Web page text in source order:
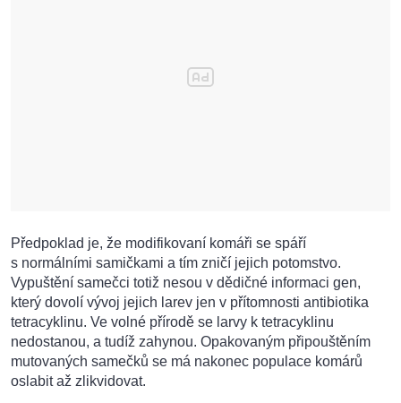
Předpoklad je, že modifikovaní komáři se spáří
s normálními samičkami a tím zničí jejich potomstvo.
Vypuštění samečci totiž nesou v dědičné informaci gen,
který dovolí vývoj jejich larev jen v přítomnosti antibiotika
tetracyklinu. Ve volné přírodě se larvy k tetracyklinu
nedostanou, a tudíž zahynou. Opakovaným připouštěním
mutovaných samečků se má nakonec populace komárů
oslabit až zlikvidovat.